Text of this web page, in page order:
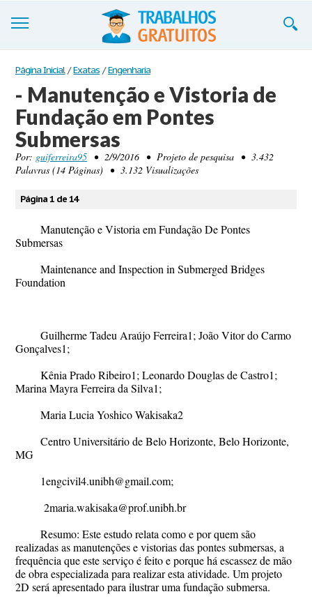
Trabalhos
Cadastre-se
Entre
Blog
Página Inicial / Exatas / Engenharia
- Manutenção e Vistoria de
Fundação em Pontes
Submersas
Por: guiferreira95 • 2/9/2016 • Projeto de pesquisa • 3.432
Palavras (14 Páginas) • 3.132 Visualizações
Página 1 de 14
Manutenção e Vistoria em Fundação De Pontes
Submersas
Maintenance and Inspection in Submerged Bridges
Foundation
Guilherme Tadeu Araújo Ferreira1; João Vitor do Carmo
Gonçalves1;
Kênia Prado Ribeiro1; Leonardo Douglas de Castro1;
Marina Mayra Ferreira da Silva1;
Maria Lucia Yoshico Wakisaka2
Centro Universitário de Belo Horizonte, Belo Horizonte,
MG
1engcivil4.unibh@gmail.com;
2maria.wakisaka@prof.unibh.br
Resumo: Este estudo relata como e por quem são
realizadas as manutenções e vistorias das pontes submersas, a
frequência que este serviço é feito e porque há escassez de mão
de obra especializada para realizar esta atividade. Um projeto
2D será apresentado para ilustrar uma fundação submersa.